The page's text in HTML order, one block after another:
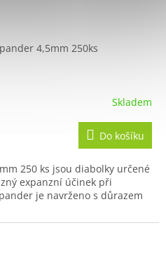
4,5mm 250ks
Skladem
Do košíku
250 ks jsou diabolky určené
expanzní účinek při
je navrženo s důrazem